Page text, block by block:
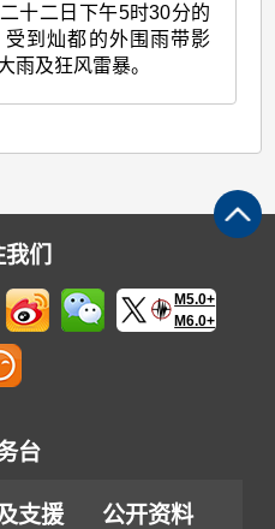
十二日下午5时30分的
到灿都的外围雨带影
雨及狂风雷暴。
们
M5.0+
M6.0+
台
支援
公开资料